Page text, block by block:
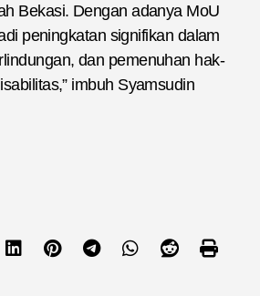
Bekasi. Dengan adanya MoU
peningkatan signifikan dalam
dan pemenuhan hak-
imbuh Syamsudin